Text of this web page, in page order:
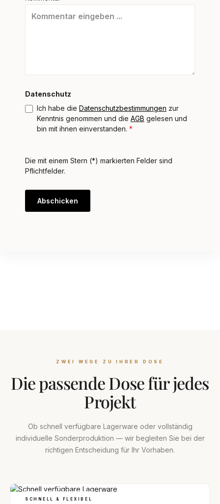
Datenschutz
Ich habe die Datenschutzbestimmungen zur
Kenntnis genommen und die AGB gelesen und
bin mit ihnen einverstanden. *
Die mit einem Stern (*) markierten Felder sind
Pflichtfelder.
Abschicken
ZWEI WEGE ZU IHRER DOSE
Die passende Dose für jedes
Projekt
Ob schnell verfügbare Lagerware oder vollständig
individuelle Sonderproduktion — wir begleiten Sie bei der
richtigen Entscheidung für Ihr Vorhaben.
SCHNELL & FLEXIBEL